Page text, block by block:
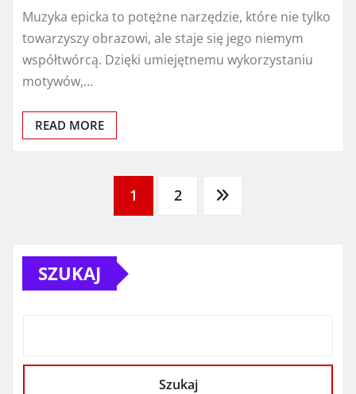
Muzyka epicka to potężne narzędzie, które nie tylko
towarzyszy obrazowi, ale staje się jego niemym
współtwórcą. Dzięki umiejętnemu wykorzystaniu
motywów,…
READ MORE
Stronicowanie
wpisów
1 2
SZUKAJ
Szukaj